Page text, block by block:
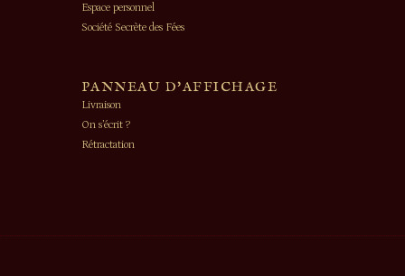
Espace personnel
Société Secrète des Fées
PANNEAU D'AFFICHAGE
Livraison
On s’écrit ?
Rétractation